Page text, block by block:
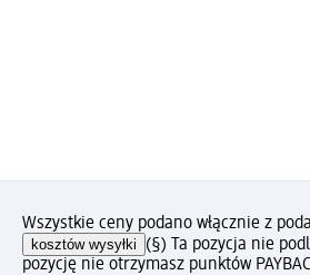
Wszystkie ceny podano włącznie z
kosztów wysyłki (§) Ta pozycja nie
pozycję nie otrzymasz punktów